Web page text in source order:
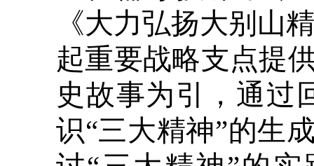
《大力弘扬大别山
起重要战略支点提
史故事为引，通过
识“三大精神”的生